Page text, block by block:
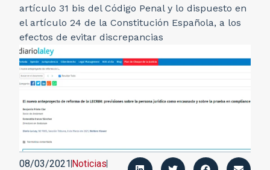
artículo 31 bis del Código Penal y lo dispuesto en
el artículo 24 de la Constitución Española, a los
efectos de evitar discrepancias
08/03/2021 Noticias